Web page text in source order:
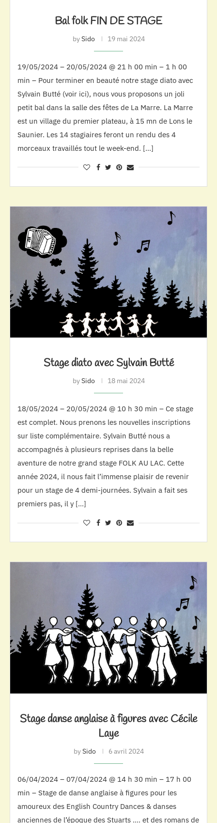
Bal folk FIN DE STAGE
bySido 19 mai 2024
19/05/2024 – 20/05/2024 @ 21 h 00 min – 1 h 00
min – Pour terminer en beauté notre stage diato avec
Sylvain Butté (voir ici), nous vous proposons un joli
petit bal dans la salle des fêtes de La Marre. La Marre
est un village du premier plateau, à 15 mn de Lons le
Saunier. Les 14 stagiaires feront un rendu des 4
morceaux travaillés tout le week-end. […]
Stage diato avec Sylvain Butté
bySido 18 mai 2024
18/05/2024 – 20/05/2024 @ 10 h 30 min – Ce stage
est complet. Nous prenons les nouvelles inscriptions
sur liste complémentaire. Sylvain Butté nous a
accompagnés à plusieurs reprises dans la belle
aventure de notre grand stage FOLK AU LAC. Cette
année 2024, il nous fait l’immense plaisir de revenir
pour un stage de 4 demi-journées. Sylvain a fait ses
premiers pas, il y […]
Stage danse anglaise à figures avec Cécile
Laye
bySido 6 avril 2024
06/04/2024 – 07/04/2024 @ 14 h 30 min – 17 h 00
min – Stage de danse anglaise à figures pour les
amoureux des English Country Dances & danses
anciennes de l’époque des Stuarts …. et des romans de